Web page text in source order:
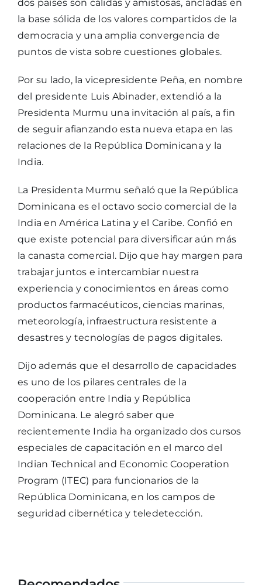
dos países son cálidas y amistosas, ancladas en
la base sólida de los valores compartidos de la
democracia y una amplia convergencia de
puntos de vista sobre cuestiones globales.
Por su lado, la vicepresidente Peña, en nombre
del presidente Luis Abinader, extendió a la
Presidenta Murmu una invitación al país, a fin
de seguir afianzando esta nueva etapa en las
relaciones de la República Dominicana y la
India.
La Presidenta Murmu señaló que la República
Dominicana es el octavo socio comercial de la
India en América Latina y el Caribe. Confió en
que existe potencial para diversificar aún más
la canasta comercial. Dijo que hay margen para
trabajar juntos e intercambiar nuestra
experiencia y conocimientos en áreas como
productos farmacéuticos, ciencias marinas,
meteorología, infraestructura resistente a
desastres y tecnologías de pagos digitales.
Dijo además que el desarrollo de capacidades
es uno de los pilares centrales de la
cooperación entre India y República
Dominicana. Le alegró saber que
recientemente India ha organizado dos cursos
especiales de capacitación en el marco del
Indian Technical and Economic Cooperation
Program (ITEC) para funcionarios de la
República Dominicana, en los campos de
seguridad cibernética y teledetección.